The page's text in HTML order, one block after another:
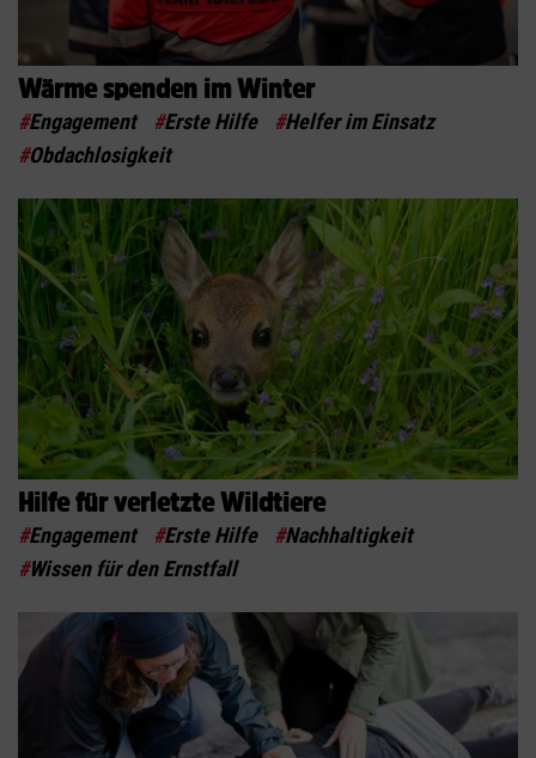
Wärme spenden im Winter
#Engagement #Erste Hilfe #Helfer im Einsatz
#Obdachlosigkeit
Hilfe für verletzte Wildtiere
#Engagement #Erste Hilfe #Nachhaltigkeit
#Wissen für den Ernstfall